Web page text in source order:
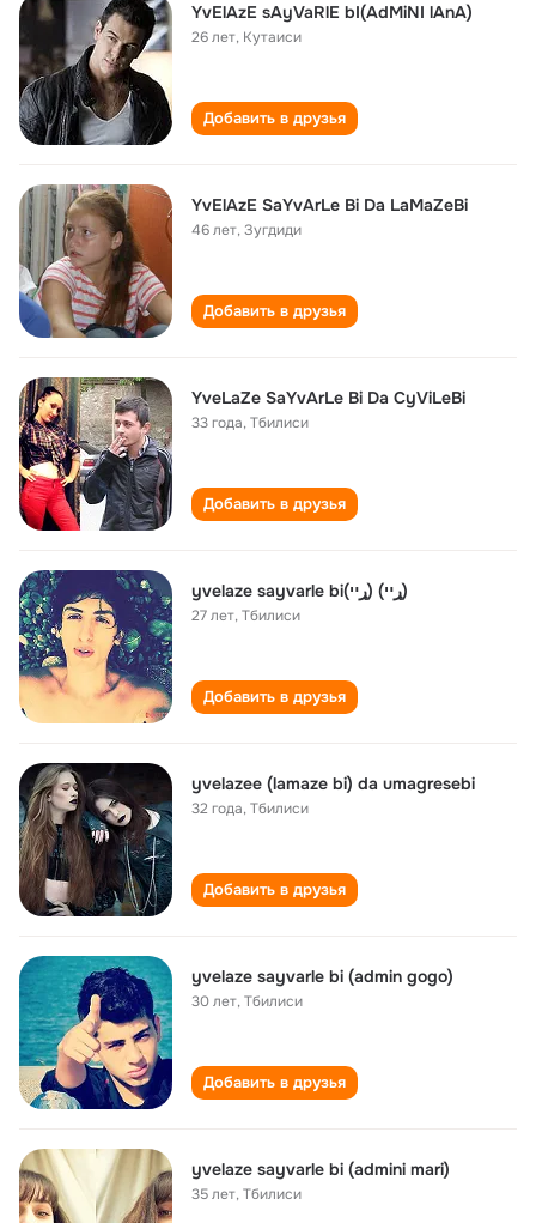
YvElAzE sAyVaRlE bI(AdMiNI lAnA)
26 лет, Кутаиси
Добавить в друзья
YvElAzE SaYvArLe Bi Da LaMaZeBi
46 лет,Зугдиди
Добавить в друзья
YveLaZe SaYvArLe Bi Da CyViLeBi
33 года,Тбилиси
Добавить в друзья
yvelaze sayvarle bi(ړײ) (ړײ)
27 лет,Тбилиси
Добавить в друзья
yvelazee (lamaze bi) da umagresebi
32 года,Тбилиси
Добавить в друзья
yvelaze sayvarle bi (admin gogo)
30 лет,Тбилиси
Добавить в друзья
yvelaze sayvarle bi (admini mari)
35 лет,Тбилиси